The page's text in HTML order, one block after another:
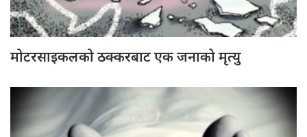
मोटरसाइकलको ठक्करबाट एक जनाको मृत्यु